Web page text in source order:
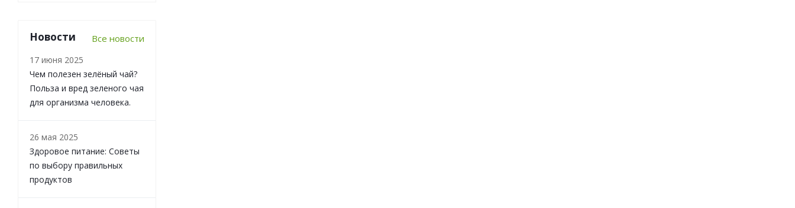
Новости Все новости
17 июня 2025
Чем полезен зелёный чай?
Польза и вред зеленого чая
для организма человека.
26 мая 2025
Здоровое питание: Советы
по выбору правильных
продуктов